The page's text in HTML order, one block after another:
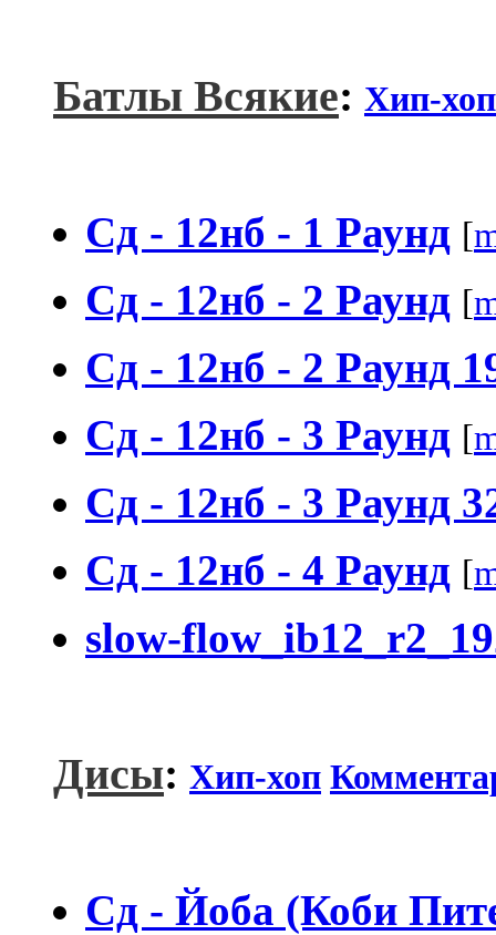
Батлы Всякие: Хип-хоп
Сд - 12нб - 1 Раунд [
Сд - 12нб - 2 Раунд [
Сд - 12нб - 2 Раунд
Сд - 12нб - 3 Раунд [
Сд - 12нб - 3 Раунд
Сд - 12нб - 4 Раунд [
slow-
Дисы: Хип-хоп
Сд - Йоба (Коби